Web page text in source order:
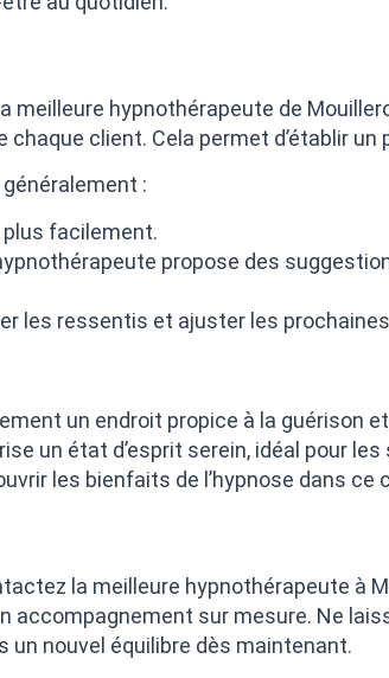
meilleure hypnothérapeute de
client. Cela permet d’établir un
:
plus facilement.
propose des
les ressentis et ajuster les
un endroit propice à la guérison
un état d’esprit serein, idéal pour les
les bienfaits de l’hypnose dans ce
la meilleure hypnothérapeute à
accompagnement sur mesure. Ne
un nouvel équilibre dès maintenant.